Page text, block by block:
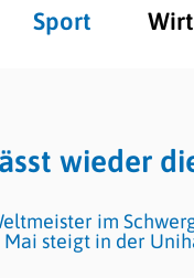
Sport
wieder
im
steigt in der